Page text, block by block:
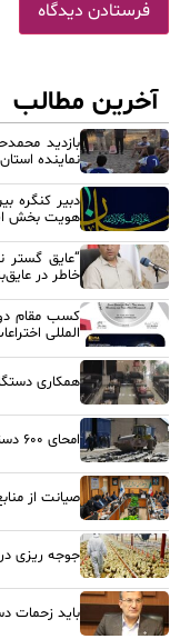
آخرین مطالب
بازدید
نماینده
دبیر کنگره
هویت بخش
“عایق گستر
خاطر در
کسب مقام
المللی
همکاری
امحای ۶۰۰ دستگاه ماینر غیرمجاز در استان مرکزی
صیانت از
جوجه ریزی در
باید زحمات